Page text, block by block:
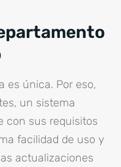
es única. Por eso,
un sistema
con sus requisitos
facilidad de uso y
actualizaciones